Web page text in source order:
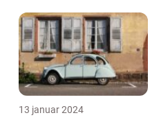
13 januar 2024